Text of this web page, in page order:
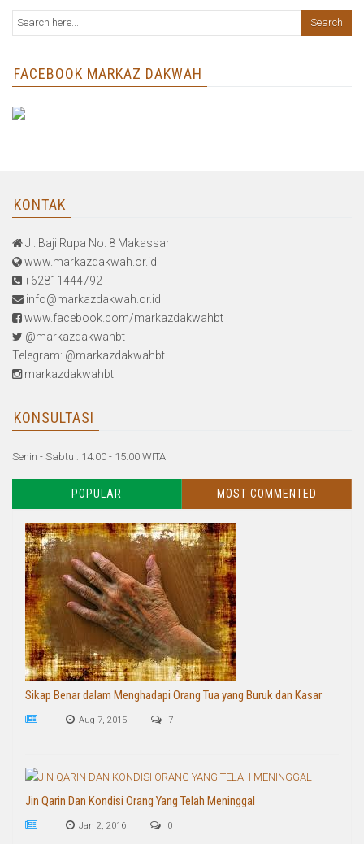
FACEBOOK MARKAZ DAKWAH
KONTAK
Jl. Baji Rupa No. 8 Makassar
www.markazdakwah.or.id
+62811444792
info@markazdakwah.or.id
www.facebook.com/markazdakwahbt
@markazdakwahbt
Telegram: @markazdakwahbt
markazdakwahbt
KONSULTASI
Senin - Sabtu : 14.00 - 15.00 WITA
POPULAR MOST COMMENTED
Sikap Benar dalam Menghadapi Orang Tua yang Buruk dan Kasar
Aug 7, 2015 7
Jin Qarin Dan Kondisi Orang Yang Telah Meninggal
Jan 2, 2016 0